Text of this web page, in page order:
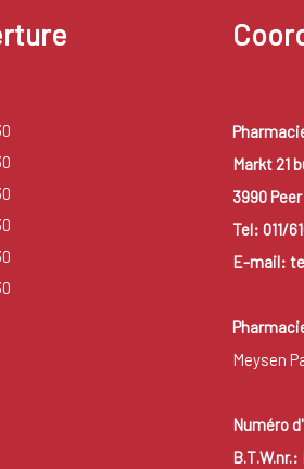
Markt 21
3990 Peer
Tel: 011/
E-mail:
Meysen
Numéro
B.T.W.nr.: